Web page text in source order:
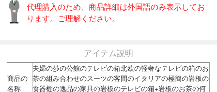
代理購入のため、商品詳細は外国語のみ表示してお
ります。ご理解ください。
アイテム説明
商品の
名称
夫婦の莎の公館のテレビの箱北欧の軽奢なテレビの箱のお
茶の組み合わせのスーツの客間のイタリアの極簡の岩板の
食器棚の逸品の家具の岩板のテレビの箱+岩板のお茶の何